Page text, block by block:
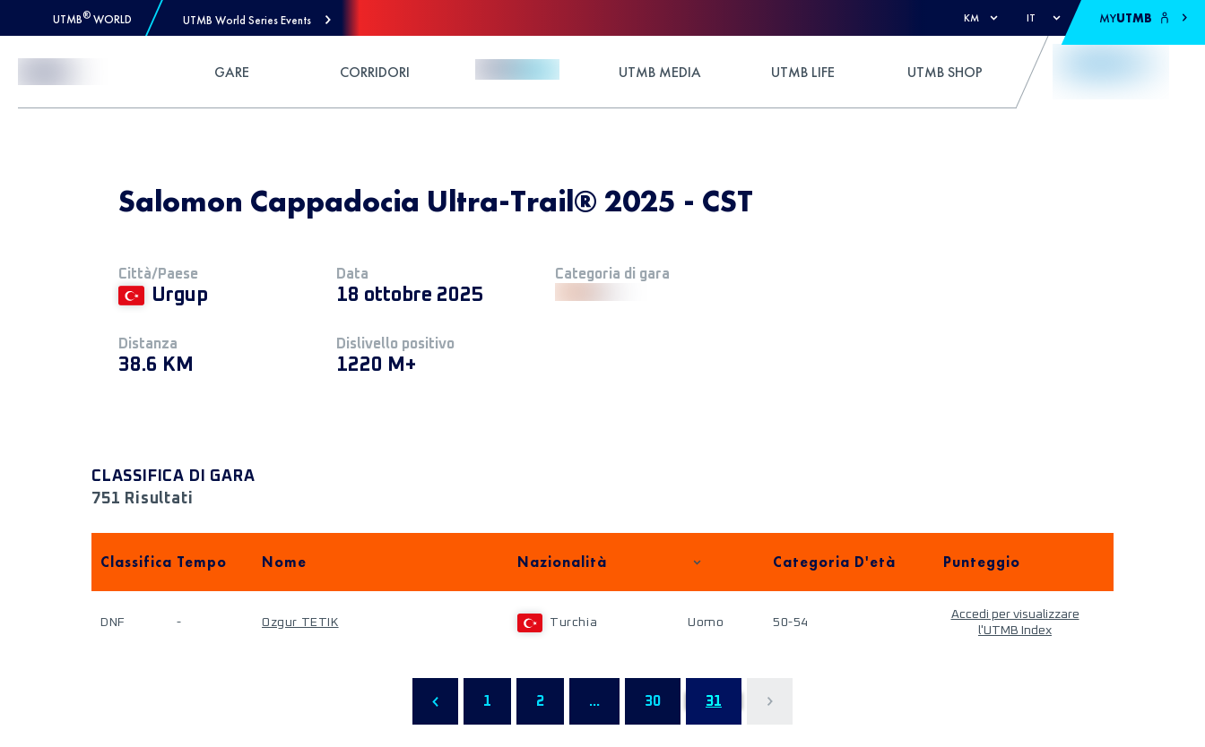
UTMB® WORLD UTMB World Series Events KM IT MYUTMB
GARE CORRIDORI UTMB MEDIA UTMB LIFE UTMB SHOP
Salomon Cappadocia Ultra-Trail® 2025 - CST
Città/Paese
Urgup
Data
18 ottobre 2025
Categoria di gara
Distanza
38.6 KM
Dislivello positivo
1220 M+
CLASSIFICA DI GARA
751 Risultati
Classifica Tempo Nome Nazionalità Categoria D'età Punteggio
DNF - Ozgur TETIK Turchia Uomo 50-54
Accedi per visualizzare
l'UTMB Index
1 2 ... 30 31